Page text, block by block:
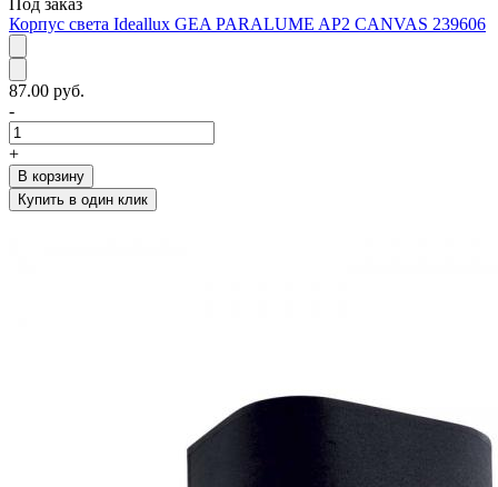
Корпус света Ideallux GEA PARALUME AP2 CANVAS 239606
87.00 руб.
-
+
В корзину
Купить в один клик